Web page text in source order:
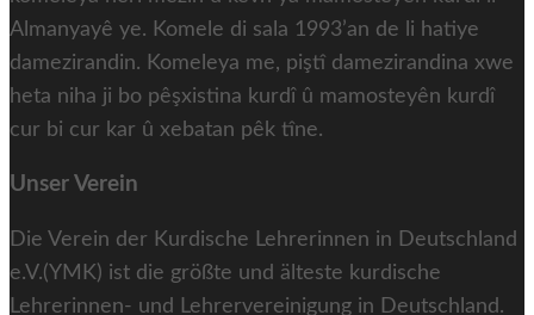
Almanyayê ye. Komele di sala 1993’an de li hatiye
damezirandin. Komeleya me, piştî damezirandina xwe
heta niha ji bo pêşxistina kurdî û mamosteyên kurdî
cur bi cur kar û xebatan pêk tîne.
Unser Verein
Die Verein der Kurdische Lehrerinnen in Deutschland
e.V.(YMK) ist die größte und älteste kurdische
Lehrerinnen- und Lehrervereinigung in Deutschland.